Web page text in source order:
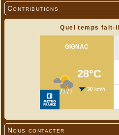
Contributions
Quel temps
Nous contacter